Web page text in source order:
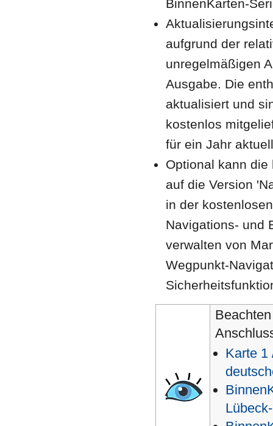
BinnenKarten-
aufgrund der
unregelmäßigen
Ausgabe. Die
aktualisiert und
kostenlos
für ein Jahr
Optional kann die
auf die Version
in der
Navigations- und
verwalten von
Wegpunkt-
Karte 1